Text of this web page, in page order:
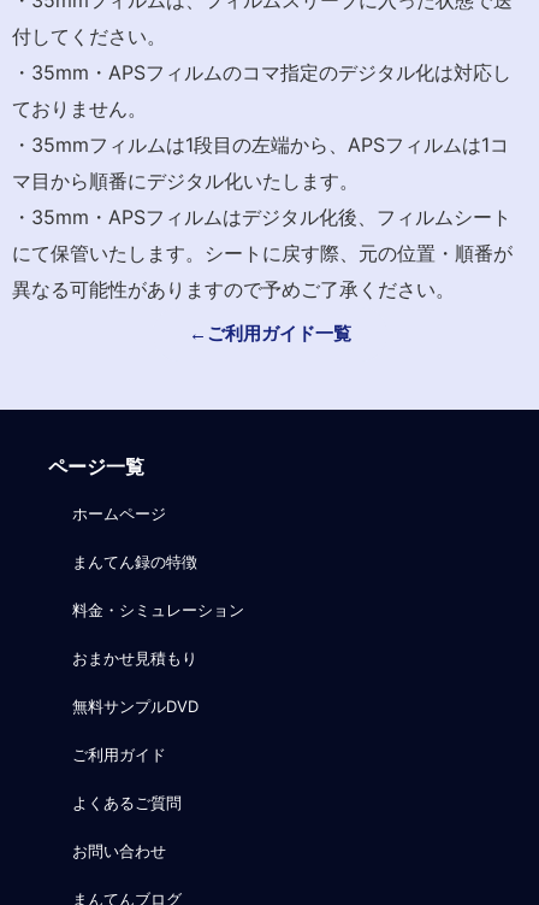
付してください。
・35mm・APSフィルムのコマ指定のデジタル化は対応し
ておりません。
・35mmフィルムは1段目の左端から、APSフィルムは1コ
マ目から順番にデジタル化いたします。
・35mm・APSフィルムはデジタル化後、フィルムシート
にて保管いたします。シートに戻す際、元の位置・順番が
異なる可能性がありますので予めご了承ください。
←ご利用ガイド一覧
ページ一覧
ホームページ
まんてん録の特徴
料金・シミュレーション
おまかせ見積もり
無料サンプルDVD
ご利用ガイド
よくあるご質問
お問い合わせ
まんてんブログ